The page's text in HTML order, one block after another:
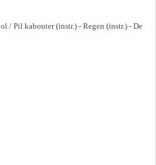
/ Pil kabouter (instr.) - Regen (instr.) - De